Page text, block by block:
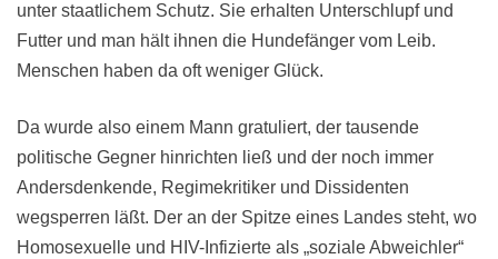
unter staatlichem Schutz. Sie erhalten Unterschlupf und
Futter und man hält ihnen die Hundefänger vom Leib.
Menschen haben da oft weniger Glück.
Da wurde also einem Mann gratuliert, der tausende
politische Gegner hinrichten ließ und der noch immer
Andersdenkende, Regimekritiker und Dissidenten
wegsperren läßt. Der an der Spitze eines Landes steht, wo
Homosexuelle und HIV-Infizierte als „soziale Abweichler“